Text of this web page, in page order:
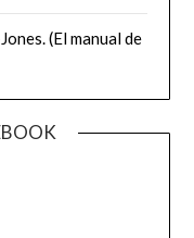
(El manual de